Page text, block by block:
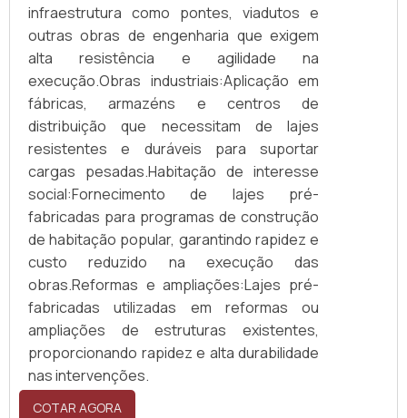
infraestrutura como pontes, viadutos e
outras obras de engenharia que exigem
alta resistência e agilidade na
execução.Obras industriais:Aplicação em
fábricas, armazéns e centros de
distribuição que necessitam de lajes
resistentes e duráveis para suportar
cargas pesadas.Habitação de interesse
social:Fornecimento de lajes pré-
fabricadas para programas de construção
de habitação popular, garantindo rapidez e
custo reduzido na execução das
obras.Reformas e ampliações:Lajes pré-
fabricadas utilizadas em reformas ou
ampliações de estruturas existentes,
proporcionando rapidez e alta durabilidade
nas intervenções.
COTAR AGORA